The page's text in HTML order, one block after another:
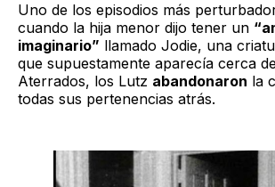
Uno de los episodios más
cuando la hija menor dijo tener un
imaginario” llamado Jodie, una
que supuestamente aparecía cerca
Aterrados, los Lutz abandonaron la
todas sus pertenencias atrás.